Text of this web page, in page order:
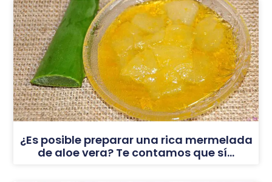
¿Es posible preparar una rica mermelada
de aloe vera? Te contamos que sí…